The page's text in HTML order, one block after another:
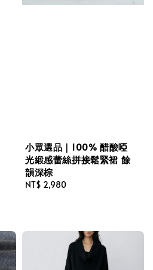
小眾選品｜100% 醋酸啞
光緞感蕾絲拼接鬆緊裙 餘
韻深棕
Regular
NT$ 2,980